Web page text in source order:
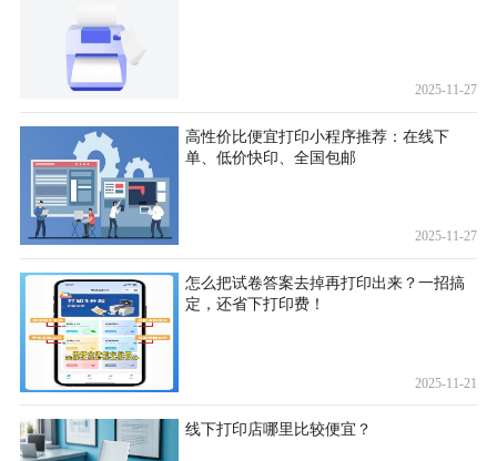
2025-11-27
高性价比便宜打印小程序推荐：在线下
单、低价快印、全国包邮
2025-11-27
怎么把试卷答案去掉再打印出来？一招搞
定，还省下打印费！
2025-11-21
线下打印店哪里比较便宜？